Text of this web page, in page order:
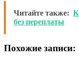
Читайте также:
без переплаты
Похожие записи: